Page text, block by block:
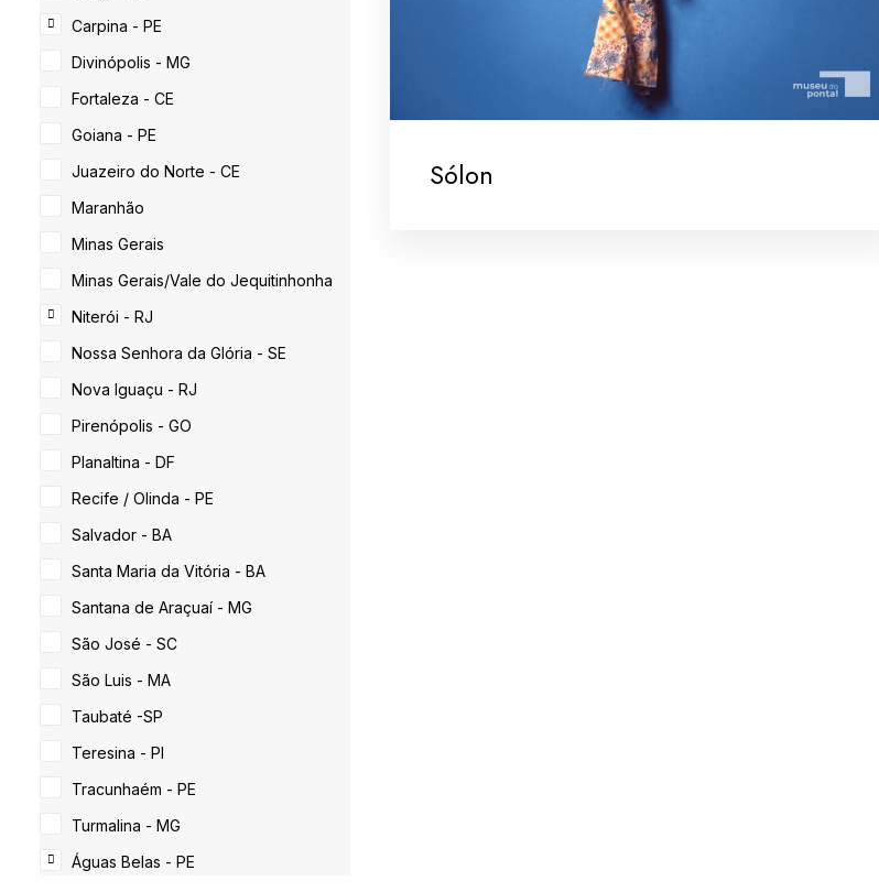
Carpina - PE
Divinópolis - MG
Fortaleza - CE
Goiana - PE
Juazeiro do Norte - CE
Maranhão
Minas Gerais
Minas Gerais/Vale do Jequitinhonha
Niterói - RJ
Nossa Senhora da Glória - SE
Nova Iguaçu - RJ
Pirenópolis - GO
Planaltina - DF
Recife / Olinda - PE
Salvador - BA
Santa Maria da Vitória - BA
Santana de Araçuaí - MG
São José - SC
São Luis - MA
Taubaté -SP
Teresina - PI
Tracunhaém - PE
Turmalina - MG
Águas Belas - PE
Sólon